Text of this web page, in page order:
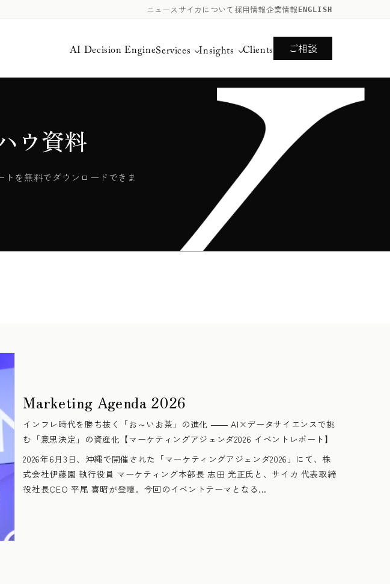
ニュース サイカについて 採用情報企業情報 ENGLISH
AI Decision EngineServices Insights Clients ご相談
ウ資料
を無料でダウンロードできま
Marketing Agenda 2026
インフレ時代を勝ち抜く「お～いお茶」の進化 ―― AI×データサイエンスで挑
む「意思決定」の資産化【マーケティングアジェンダ2026 イベントレポート】
2026年6月3日、沖縄で開催された「マーケティングアジェンダ2026」にて、株
式会社伊藤園 執行役員 マーケティング本部長 志田 光正氏と、サイカ 代表取締
役社長CEO 平尾 喜昭が登壇。今回のイベントテーマとなる...